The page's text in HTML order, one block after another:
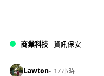
商業科技 資訊保安
Lawton 17 小時